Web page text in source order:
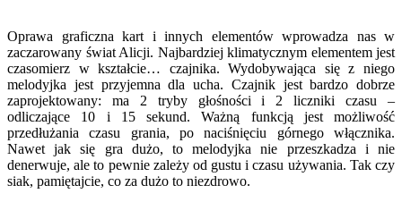
Oprawa graficzna kart i innych elementów wprowadza nas w
zaczarowany świat Alicji. Najbardziej klimatycznym elementem jest
czasomierz w kształcie… czajnika. Wydobywająca się z niego
melodyjka jest przyjemna dla ucha. Czajnik jest bardzo dobrze
zaprojektowany: ma 2 tryby głośności i 2 liczniki czasu –
odliczające 10 i 15 sekund. Ważną funkcją jest możliwość
przedłużania czasu grania, po naciśnięciu górnego włącznika.
Nawet jak się gra dużo, to melodyjka nie przeszkadza i nie
denerwuje, ale to pewnie zależy od gustu i czasu używania. Tak czy
siak, pamiętajcie, co za dużo to niezdrowo.